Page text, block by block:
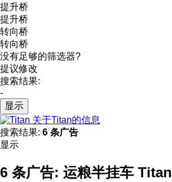
提升桥
提升桥
转向桥
转向桥
没有足够的筛选器?
提议修改
搜索结果:
-
显示
关于Titan的信息
搜索结果: 6 条广告
显示
6 条广告: 运粮半挂车 Titan